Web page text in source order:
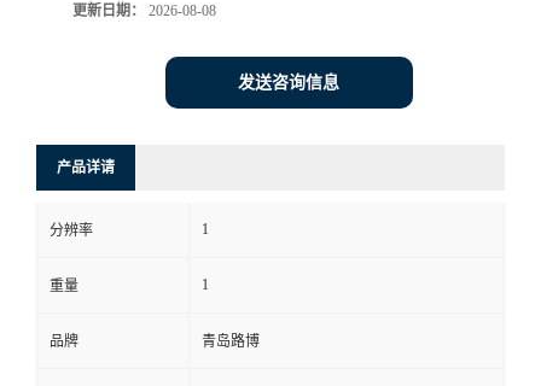
系
方
式
更新日期： 2026-08-08
发送咨询信息
产品详请
分辨率 1
重量 1
品牌 青岛路博